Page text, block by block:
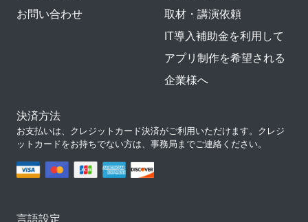
お問い合わせ
取材・講演依頼
IT導入補助金を利用して
アプリ制作を希望される
企業様へ
決済方法
お支払いは、クレジットカード決済がご利用いただけます。クレジ
ットカードをお持ちでない方は、事務局までご連絡ください。
言語設定